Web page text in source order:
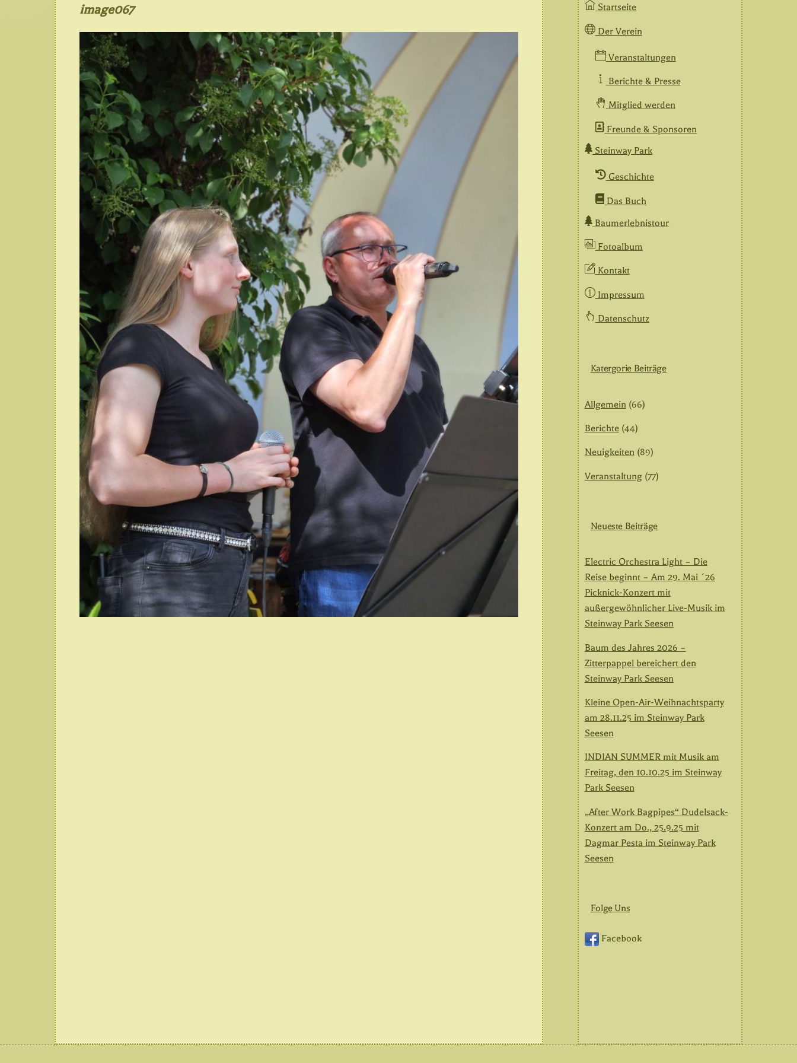
image067 Startseite
Der Verein
Veranstaltungen
Berichte & Presse
Mitglied werden
Freunde & Sponsoren
Steinway Park
Geschichte
Das Buch
Baumerlebnistour
Fotoalbum
Kontakt
Impressum
Datenschutz
Katergorie Beiträge
Allgemein(66)
Berichte(44)
Neuigkeiten(89)
Veranstaltung(77)
Neueste Beiträge
Electric Orchestra Light – Die
Reise beginnt – Am 29. Mai ´26
Picknick-Konzert mit
außergewöhnlicher Live-Musik im
Steinway Park Seesen
Baum des Jahres 2026 –
Zitterpappel bereichert den
Steinway Park Seesen
Kleine Open-Air-Weihnachtsparty
am 28.11.25 im Steinway Park
Seesen
INDIAN SUMMER mit Musik am
Freitag, den 10.10.25 im Steinway
Park Seesen
„After Work Bagpipes“ Dudelsack-
Konzert am Do., 25.9.25 mit
Dagmar Pesta im Steinway Park
Seesen
Folge Uns
Facebook